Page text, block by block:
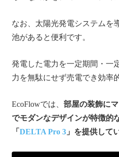
なお、太陽光発電システムを
池があると便利です。
発電した電力を一定期間・一
力を無駄にせず売電でき効率
EcoFlowでは、 部屋の装飾に
でモダンなデザインが特徴的
「 DELTA Pro 3 」を提供して